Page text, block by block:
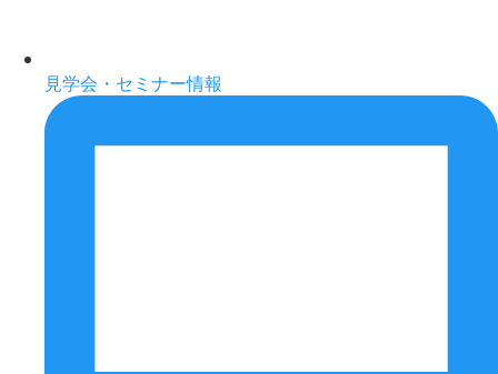
見学会・セミナー情報